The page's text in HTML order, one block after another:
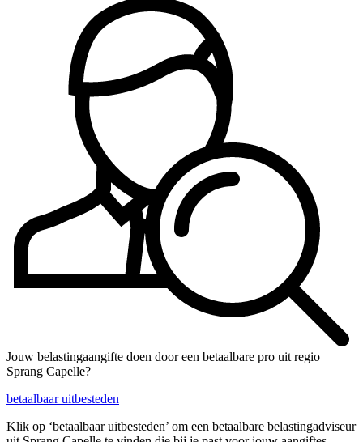
Jouw belastingaangifte doen door een betaalbare pro uit regio
Sprang Capelle?
betaalbaar uitbesteden
Klik op ‘betaalbaar uitbesteden’ om een betaalbare belastingadviseur